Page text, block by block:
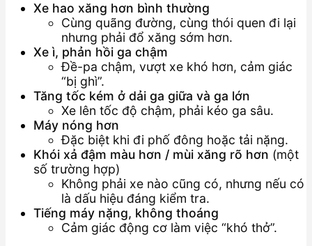
Xe hao xăng hơn bình thường
Cùng quãng đường, cùng thói quen đi lại
nhưng phải đổ xăng sớm hơn.
Xe ì, phản hồi ga chậm
Đề-pa chậm, vượt xe khó hơn, cảm giác
“bị ghì”.
Tăng tốc kém ở dải ga giữa và ga lớn
Xe lên tốc độ chậm, phải kéo ga sâu.
Máy nóng hơn
Đặc biệt khi đi phố đông hoặc tải nặng.
Khói xả đậm màu hơn / mùi xăng rõ hơn (một
số trường hợp)
Không phải xe nào cũng có, nhưng nếu có
là dấu hiệu đáng kiểm tra.
Tiếng máy nặng, không thoáng
Cảm giác động cơ làm việc “khó thở”.